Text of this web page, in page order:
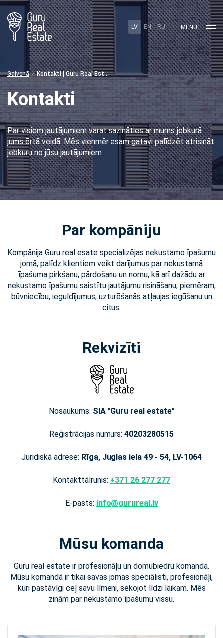
LV EN RU MENU
Galvenā Kontakti | Guru Real Estate
Kontakti
Par visiem jautājumiem varat sazināties ar mums jebkurā
jums ērtā veidā. Mēs vienmēr esam gatavi palīdzēt atrisināt
jebkuru no jūsu jautājumiem
Par kompāniju
Kompānija Guru real esate specializējas nekustamo īpašumu
jomā, palīdz klientiem veikt darījumus par nekustamā
īpašuma pirkšanu, pārdošanu un nomu, kā arī dažādu ar
nekustamo īpašumu saistītu jautājumu risināšanu, piemēram,
būvniecību, ieguldījumus, uzturēšanās atļaujas iegūšanu un
citus.
Rekvizīti
Nosaukums: SIA "Guru real estate"
Reģistrācijas numurs: 40203280515
Juridiskā adrese: Rīga, Juglas iela 49 - 54, LV-1064
Kontakttālrunis: +371 26 277 277
E-pasts: info@gurureal.lv
Mūsu komanda
Guru real estate ir profesionāļu un domubiedru komanda.
Mūsu komandā ir tikai savas jomas speciālisti, profesionāļi,
kuri pastāvīgi ceļ savu līmeni, sekojot līdzi laikam. Mēs
zinām par nekustamo īpašumu vissu.